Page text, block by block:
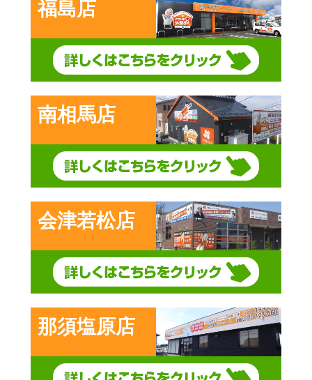
福島店
南相馬店
会津若松店
那須塩原店